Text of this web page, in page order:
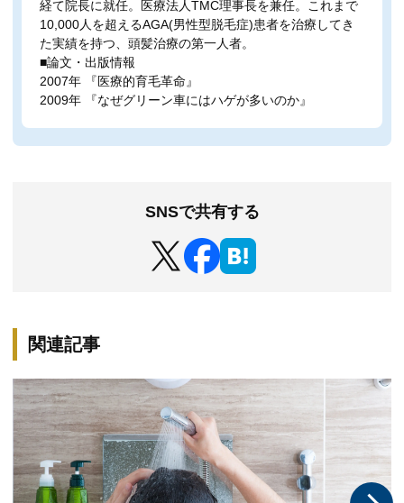
経て院長に就任。医療法人TMC理事長を兼任。これまで
10,000人を超えるAGA(男性型脱毛症)患者を治療してき
た実績を持つ、頭髪治療の第一人者。
■論文・出版情報
2007年 『医療的育毛革命』
2009年 『なぜグリーン車にはハゲが多いのか』
SNSで共有する
関連記事